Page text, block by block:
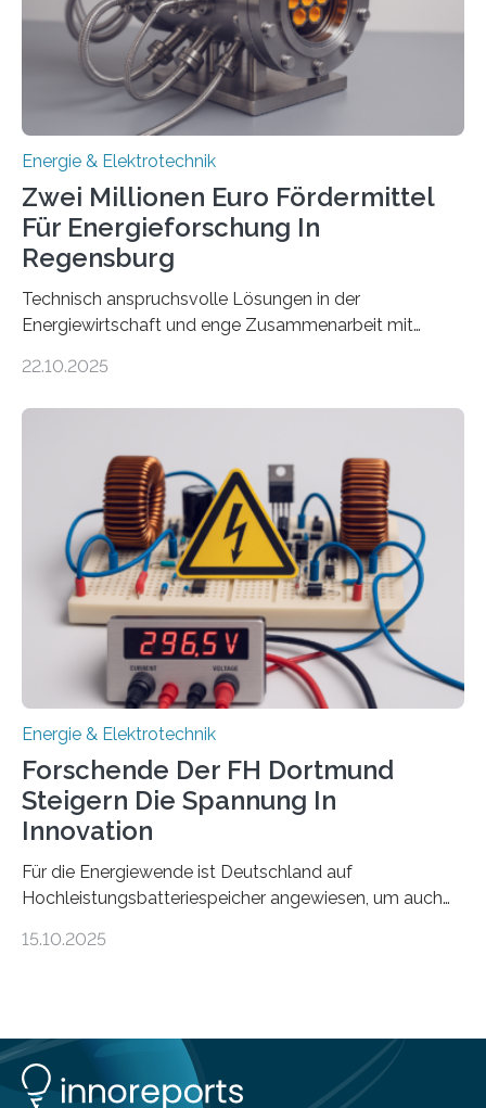
Denn ohne Anschluss an das Netz kann kein Strom
eingespeist werden. Nach dem Erneuerbare-Energien-
Gesetz (EEG) sind Netzbetreiber…
Energie & Elektrotechnik
Zwei Millionen Euro Fördermittel
Für Energieforschung In
Regensburg
Technisch anspruchsvolle Lösungen in der
Energiewirtschaft und enge Zusammenarbeit mit
neuen EU-geförderten Transfer-Projekte zu
Energietechnologien werden vom Europäischen
Sozialfonds Plus (ESF+) gefördert – mit einer
Gesamtsumme von mehr als zwei Millionen Euro.
Damit zählt die Hochschule zu den großen
Gewinnerinnen der aktuellen Förderrunde des
Bayerischen Wissenschaftsministeriums. Im
Mittelpunkt steht der direkte Wissenstransfer: Neue
wissenschaftliche Erkenntnisse sollen rasch in die
22.10.2025
Energie & Elektrotechnik
Forschende Der FH Dortmund
Steigern Die Spannung In
Innovation
Für die Energiewende ist Deutschland auf
Hochleistungsbatteriespeicher angewiesen, um auch
Doch mit der immensen Zahl einzelner Batteriezellen,
Projekt KV-BATT diese Verluste reduzieren und
erhöhen dazu die Spannung um das Zehn- bis
15.10.2025